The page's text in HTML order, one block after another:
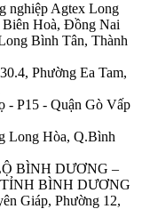
nghiệp Agtex Long
Hoà, Đồng Nai
Bình Tân, Thành
Phường Ea Tam,
- P15 - Quận Gò Vấp
Long Hòa, Q.Bình
BÌNH DƯƠNG –
BÌNH DƯƠNG
Giáp, Phường 12,